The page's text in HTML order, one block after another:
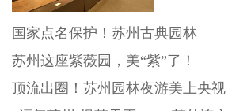
国家点名保护！苏州古典园林
苏州这座紫薇园，美“紫”了！
顶流出圈！苏州园林夜游美上央视